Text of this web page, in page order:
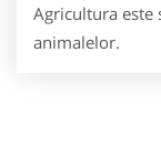
Agricultura
animalelor.